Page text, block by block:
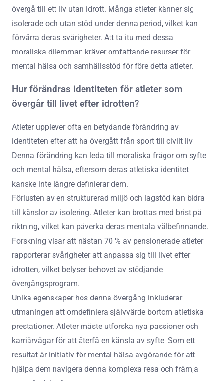
övergå till ett liv utan idrott. Många atleter känner sig
isolerade och utan stöd under denna period, vilket kan
förvärra deras svårigheter. Att ta itu med dessa
moraliska dilemman kräver omfattande resurser för
mental hälsa och samhällsstöd för före detta atleter.
Hur förändras identiteten för atleter som
övergår till livet efter idrotten?
Atleter upplever ofta en betydande förändring av
identiteten efter att ha övergått från sport till civilt liv.
Denna förändring kan leda till moraliska frågor om syfte
och mental hälsa, eftersom deras atletiska identitet
kanske inte längre definierar dem.
Förlusten av en strukturerad miljö och lagstöd kan bidra
till känslor av isolering. Atleter kan brottas med brist på
riktning, vilket kan påverka deras mentala välbefinnande.
Forskning visar att nästan 70 % av pensionerade atleter
rapporterar svårigheter att anpassa sig till livet efter
idrotten, vilket belyser behovet av stödjande
övergångsprogram.
Unika egenskaper hos denna övergång inkluderar
utmaningen att omdefiniera självvärde bortom atletiska
prestationer. Atleter måste utforska nya passioner och
karriärvägar för att återfå en känsla av syfte. Som ett
resultat är initiativ för mental hälsa avgörande för att
hjälpa dem navigera denna komplexa resa och främja